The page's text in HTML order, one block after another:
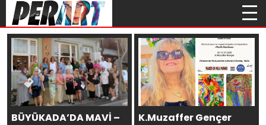
BÜYÜKADA’DA MAVİ –
K.Muzaffer Gençer